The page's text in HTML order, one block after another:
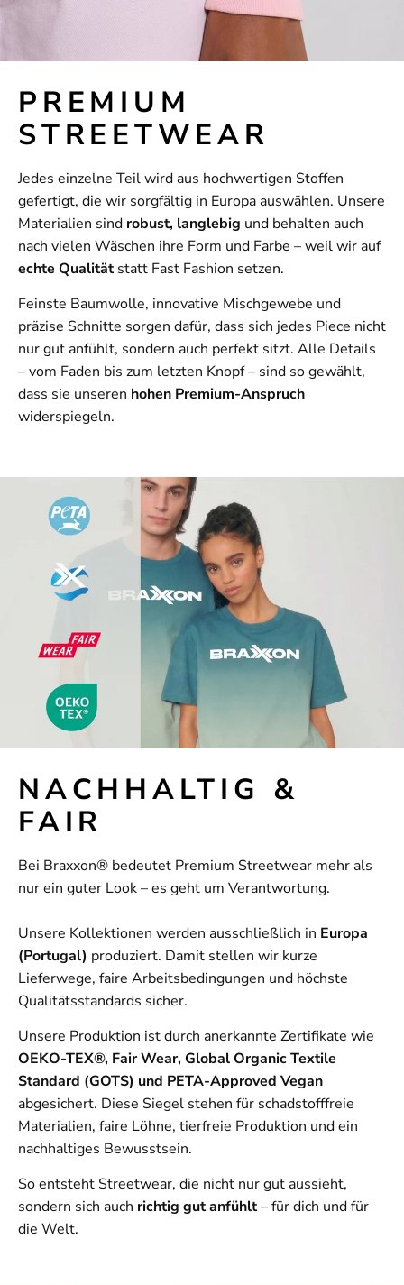
PREMIUM
STREETWEAR
Jedes einzelne Teil wird aus hochwertigen Stoffen
gefertigt, die wir sorgfältig in Europa auswählen. Unsere
Materialien sind robust, langlebig und behalten auch
nach vielen Wäschen ihre Form und Farbe – weil wir auf
echte Qualitätstatt Fast Fashion setzen.
Feinste Baumwolle, innovative Mischgewebe und
präzise Schnitte sorgen dafür, dass sich jedes Piece nicht
nur gut anfühlt, sondern auch perfekt sitzt. Alle Details
– vom Faden bis zum letzten Knopf – sind so gewählt,
dass sie unseren hohen Premium-Anspruch
widerspiegeln.
NACHHALTIG &
FAIR
Bei Braxxon® bedeutet Premium Streetwear mehr als
nur ein guter Look – es geht um Verantwortung.
Unsere Kollektionen werden ausschließlich in Europa
(Portugal) produziert. Damit stellen wir kurze
Lieferwege, faire Arbeitsbedingungen und höchste
Qualitätsstandards sicher.
Unsere Produktion ist durch anerkannte Zertifikate wie
OEKO-TEX®, Fair Wear, Global Organic Textile
Standard (GOTS) und PETA-Approved Vegan
abgesichert. Diese Siegel stehen für schadstofffreie
Materialien, faire Löhne, tierfreie Produktion und ein
nachhaltiges Bewusstsein.
So entsteht Streetwear, die nicht nur gut aussieht,
sondern sich auch richtig gut anfühlt– für dich und für
die Welt.